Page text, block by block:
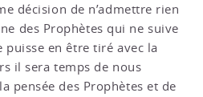
décision de n’admettre rien
des Prophètes qui ne suive
puisse en être tiré avec la
il sera temps de nous
pensée des Prophètes et de